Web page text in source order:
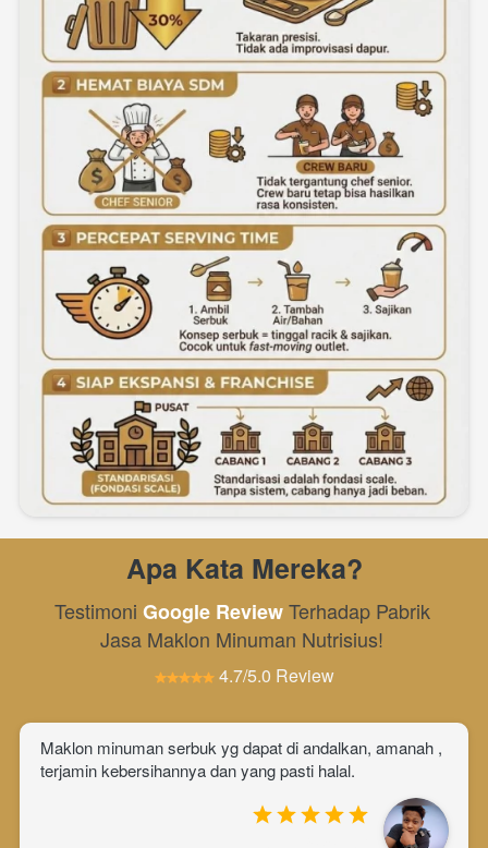
Apa Kata Mereka?
Testimoni Google Review Terhadap Pabrik
Jasa Maklon Minuman Nutrisius!
4.7/5.0 Review
Maklon minuman serbuk yg dapat di andalkan, amanah ,
terjamin kebersihannya dan yang pasti halal.